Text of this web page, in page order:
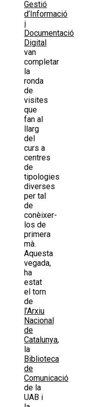
Gestió
d’Informació
i
Documentació
Digital
van
completar
la
ronda
de
visites
que
fan al
llarg
del
curs a
centres
de
tipologies
diverses
per tal
de
conèixer-
los de
primera
mà.
Aquesta
vegada,
ha
estat
el torn
de
l’Arxiu
Nacional
de
Catalunya,
la
Biblioteca
de
Comunicació
de la
UAB i